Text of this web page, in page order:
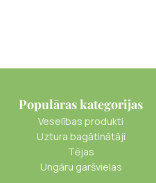
Populāras kategorijas
Veselības produkti
Uztura bagātinātāji
Tējas
Ungāru garšvielas